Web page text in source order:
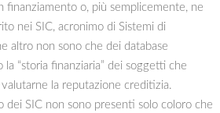
finanziamento o, più semplicemente, ne
nei SIC, acronimo di Sistemi di
altro non sono che dei database
“storia finanziaria” dei soggetti che
la reputazione creditizia.
dei SIC non sono presenti solo coloro che